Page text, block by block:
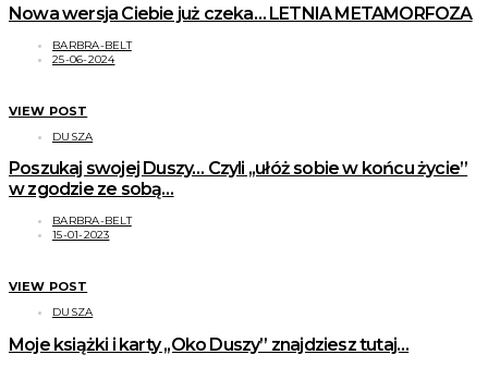
Nowa wersja Ciebie już czeka… LETNIA METAMORFOZA
BARBRA-BELT
25-06-2024
VIEW POST
DUSZA
Poszukaj swojej Duszy… Czyli ,,ułóż sobie w końcu życie”
w zgodzie ze sobą…
BARBRA-BELT
15-01-2023
VIEW POST
DUSZA
Moje książki i karty ,,Oko Duszy” znajdziesz tutaj…